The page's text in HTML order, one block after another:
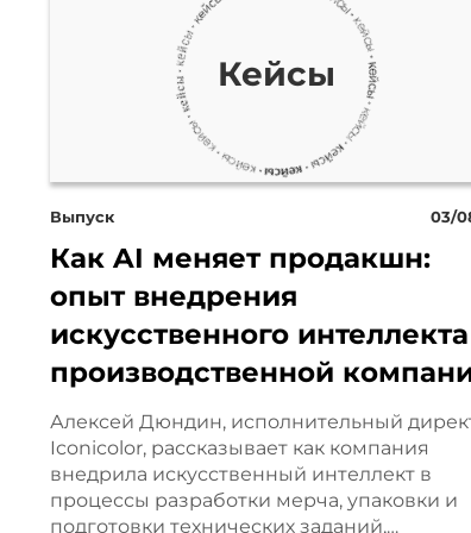
Собственно, в чем
самые популярные
например, 85
например, большой лев у
чаще всего на входную
скульптуру 2 с лишним
площади все
такую штуку заливали
ногами, а потом
совсем тяжелая, и в
Кейсы
Выпуск 03/
Как AI меняет продакшн:
опыт внедрения
искусственного
производственной
Алексей Дюндин, исполнительный
Iconicolor, рассказывает как компания
внедрила искусственный интеллект в
процессы разработки мерча, упаковки и
подготовки технических заданий,…